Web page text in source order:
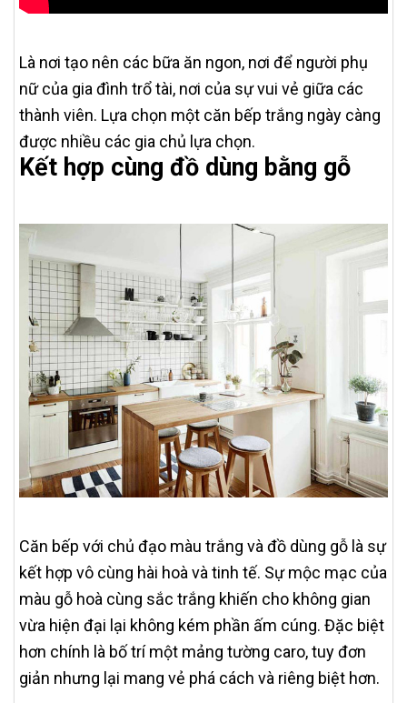
Là nơi tạo nên các bữa ăn ngon, nơi để người phụ
nữ của gia đình trổ tài, nơi của sự vui vẻ giữa các
thành viên. Lựa chọn một căn bếp trắng ngày càng
được nhiều các gia chủ lựa chọn.
Kết hợp cùng đồ dùng bằng gỗ
Căn bếp với chủ đạo màu trắng và đồ dùng gỗ là sự
kết hợp vô cùng hài hoà và tinh tế. Sự mộc mạc của
màu gỗ hoà cùng sắc trắng khiến cho không gian
vừa hiện đại lại không kém phần ấm cúng. Đặc biệt
hơn chính là bố trí một mảng tường caro, tuy đơn
giản nhưng lại mang vẻ phá cách và riêng biệt hơn.